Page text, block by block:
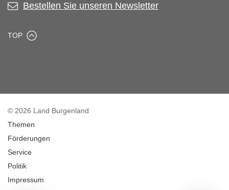
Bestellen Sie unseren Newsletter
TOP
© 2026 Land Burgenland
Themen
Förderungen
Service
Politik
Impressum